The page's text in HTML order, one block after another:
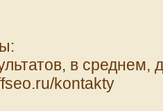
в среднем,
kontakty